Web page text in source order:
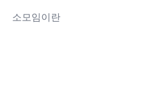
소모임이란